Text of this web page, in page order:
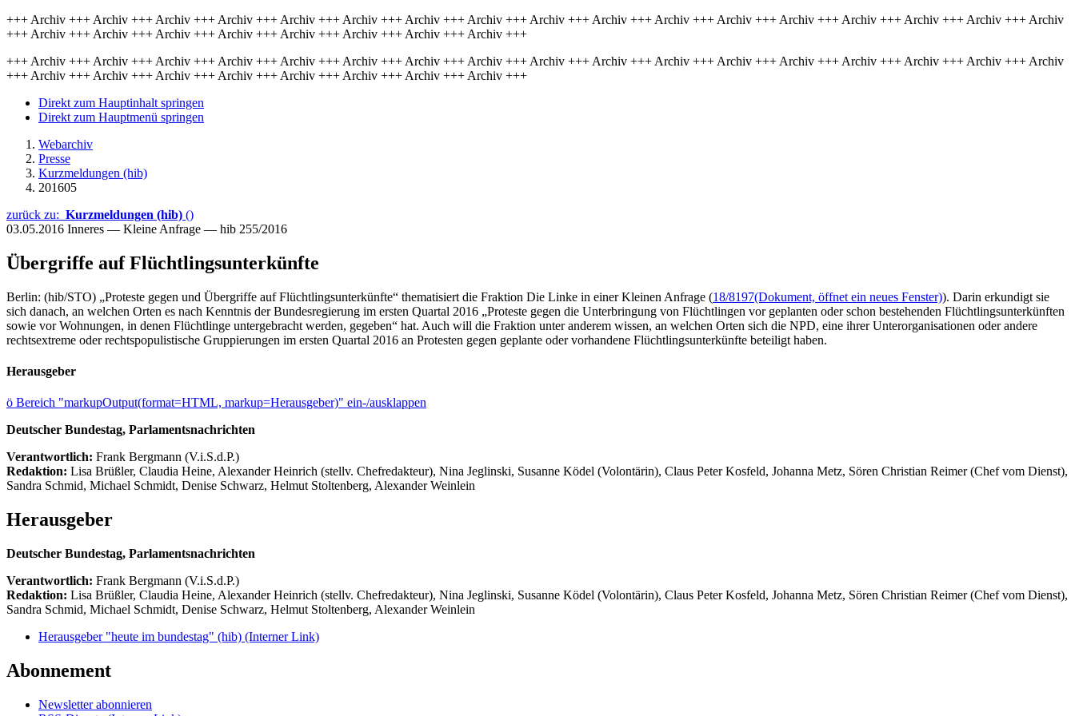
+++ Archiv +++ Archiv +++ Archiv +++ Archiv +++ Archiv +++ Archiv +++ Archiv +++ Archiv +++ Archiv +++ Archiv +++ Archiv +++ Archiv +++ Archiv +++ Archiv +++ Archiv +++ Archiv +++ Archiv
+++ Archiv +++ Archiv +++ Archiv +++ Archiv +++ Archiv +++ Archiv +++ Archiv +++ Archiv +++
+++ Archiv +++ Archiv +++ Archiv +++ Archiv +++ Archiv +++ Archiv +++ Archiv +++ Archiv +++ Archiv +++ Archiv +++ Archiv +++ Archiv +++ Archiv +++ Archiv +++ Archiv +++ Archiv +++ Archiv
+++ Archiv +++ Archiv +++ Archiv +++ Archiv +++ Archiv +++ Archiv +++ Archiv +++ Archiv +++
Direkt zum Hauptinhalt springen
Direkt zum Hauptmenü springen
Webarchiv
Presse
Kurzmeldungen (hib)
201605
zurück zu: Kurzmeldungen (hib) ()
03.05.2016 Inneres — Kleine Anfrage — hib 255/2016
Übergriffe auf Flüchtlingsunterkünfte
Berlin: (hib/STO) „Proteste gegen und Übergriffe auf Flüchtlingsunterkünfte“ thematisiert die Fraktion Die Linke in einer Kleinen Anfrage (18/8197(Dokument, öffnet ein neues Fenster)). Darin erkundigt sie
sich danach, an welchen Orten es nach Kenntnis der Bundesregierung im ersten Quartal 2016 „Proteste gegen die Unterbringung von Flüchtlingen vor geplanten oder schon bestehenden Flüchtlingsunterkünften
sowie vor Wohnungen, in denen Flüchtlinge untergebracht werden, gegeben“ hat. Auch will die Fraktion unter anderem wissen, an welchen Orten sich die NPD, eine ihrer Unterorganisationen oder andere
rechtsextreme oder rechtspopulistische Gruppierungen im ersten Quartal 2016 an Protesten gegen geplante oder vorhandene Flüchtlingsunterkünfte beteiligt haben.
Herausgeber
ö Bereich "markupOutput(format=HTML, markup=Herausgeber)" ein-/ausklappen
Deutscher Bundestag, Parlamentsnachrichten
Verantwortlich: Frank Bergmann (V.i.S.d.P.)
Redaktion: Lisa Brüßler, Claudia Heine, Alexander Heinrich (stellv. Chefredakteur), Nina Jeglinski, Susanne Ködel (Volontärin), Claus Peter Kosfeld, Johanna Metz, Sören Christian Reimer (Chef vom Dienst),
Sandra Schmid, Michael Schmidt, Denise Schwarz, Helmut Stoltenberg, Alexander Weinlein
Herausgeber
Deutscher Bundestag, Parlamentsnachrichten
Verantwortlich: Frank Bergmann (V.i.S.d.P.)
Redaktion: Lisa Brüßler, Claudia Heine, Alexander Heinrich (stellv. Chefredakteur), Nina Jeglinski, Susanne Ködel (Volontärin), Claus Peter Kosfeld, Johanna Metz, Sören Christian Reimer (Chef vom Dienst),
Sandra Schmid, Michael Schmidt, Denise Schwarz, Helmut Stoltenberg, Alexander Weinlein
Herausgeber "heute im bundestag" (hib) (Interner Link)
Abonnement
Newsletter abonnieren